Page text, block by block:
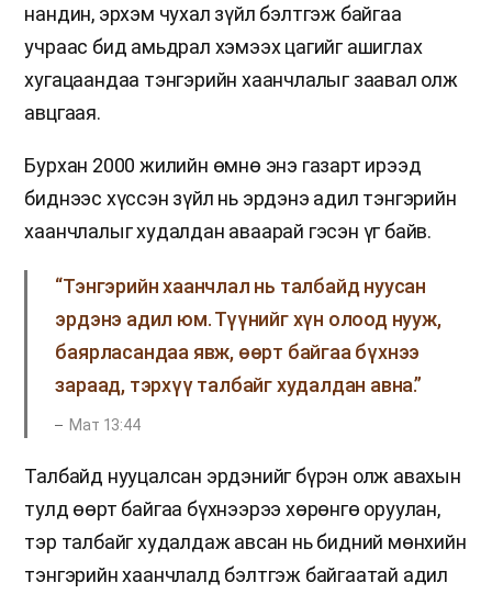
нандин, эрхэм чухал зүйл бэлтгэж байгаа
учраас бид амьдрал хэмээх цагийг ашиглах
хугацаандаа тэнгэрийн хаанчлалыг заавал олж
авцгаая.
Бурхан 2000 жилийн өмнө энэ газарт ирээд
биднээс хүссэн зүйл нь эрдэнэ адил тэнгэрийн
хаанчлалыг худалдан аваарай гэсэн үг байв.
“Тэнгэрийн хаанчлал нь талбайд нуусан
эрдэнэ адил юм. Түүнийг хүн олоод нууж,
баярласандаа явж, өөрт байгаа бүхнээ
зараад, тэрхүү талбайг худалдан авна.”
Мат 13:44
Талбайд нууцалсан эрдэнийг бүрэн олж авахын
тулд өөрт байгаа бүхнээрээ хөрөнгө оруулан,
тэр талбайг худалдаж авсан нь бидний мөнхийн
тэнгэрийн хаанчлалд бэлтгэж байгаатай адил